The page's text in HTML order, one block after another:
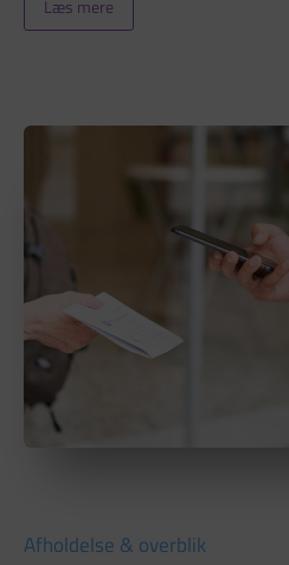
Læs mere
Afholdelse & overblik